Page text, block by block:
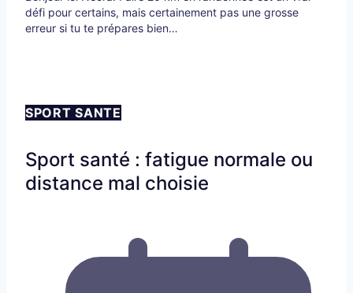
défi pour certains, mais certainement pas une grosse
erreur si tu te prépares bien…
SPORT SANTE
Sport santé : fatigue normale ou
distance mal choisie